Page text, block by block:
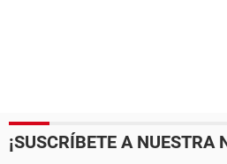
¡SUSCRÍBETE A NUESTRA